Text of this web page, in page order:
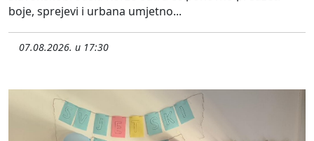
boje, sprejevi i urbana umjetno...
07.08.2026. u 17:30